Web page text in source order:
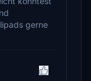
gerne